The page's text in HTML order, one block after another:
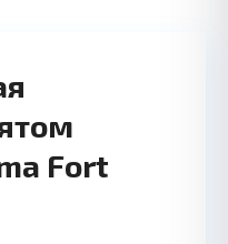
Fort